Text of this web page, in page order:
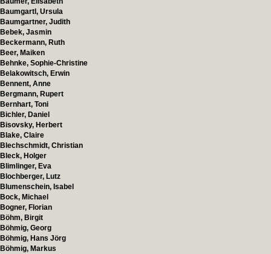
Baumgartl, Ursula
Baumgartner, Judith
Bebek, Jasmin
Beckermann, Ruth
Beer, Maiken
Behnke, Sophie-Christine
Belakowitsch, Erwin
Bennent, Anne
Bergmann, Rupert
Bernhart, Toni
Bichler, Daniel
Bisovsky, Herbert
Blake, Claire
Blechschmidt, Christian
Bleck, Holger
Blimlinger, Eva
Blochberger, Lutz
Blumenschein, Isabel
Bock, Michael
Bogner, Florian
Böhm, Birgit
Böhmig, Georg
Böhmig, Hans Jörg
Böhmig, Markus